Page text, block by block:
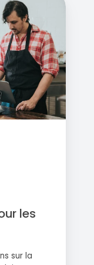
les
sur la